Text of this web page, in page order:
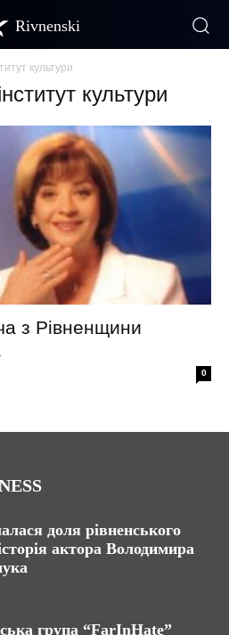
Rivnenski
культури
культури
з Рівненщини
0
доля рівненського
актора Володимира
група “FarInHate”